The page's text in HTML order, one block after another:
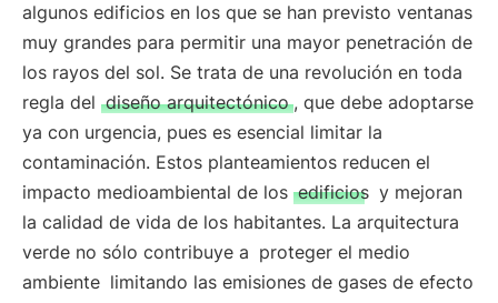
algunos edificios en los que se han previsto ventanas
muy grandes para permitir una mayor penetración de
los rayos del sol. Se trata de una revolución en toda
regla del diseño arquitectónico , que debe adoptarse
ya con urgencia, pues es esencial limitar la
contaminación. Estos planteamientos reducen el
impacto medioambiental de los edificios y mejoran
la calidad de vida de los habitantes. La arquitectura
verde no sólo contribuye a proteger el medio
ambiente limitando las emisiones de gases de efecto